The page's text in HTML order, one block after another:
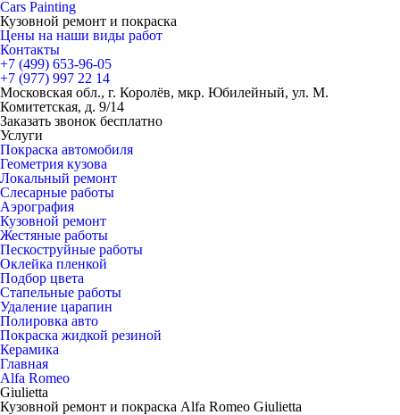
Cars Painting
Кузовной ремонт и покраска
Цены на наши виды работ
Контакты
+7 (499) 653-96-05
+7 (977) 997 22 14
Московская обл., г. Королёв, мкр. Юбилейный, ул. М.
Комитетская, д. 9/14
Заказать звонок бесплатно
Услуги
Покраска автомобиля
Геометрия кузова
Локальный ремонт
Слесарные работы
Аэрография
Кузовной ремонт
Жестяные работы
Пескоструйные работы
Оклейка пленкой
Подбор цвета
Стапельные работы
Удаление царапин
Полировка авто
Покраска жидкой резиной
Керамика
Главная
Alfa Romeo
Giulietta
Кузовной ремонт и покраска Alfa Romeo Giulietta